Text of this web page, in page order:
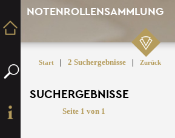
NOTENROLLENSAMMLUNG
Start | 2 Suchergebnisse | Zurück
SUCHERGEBNISSE
Seite 1 von 1